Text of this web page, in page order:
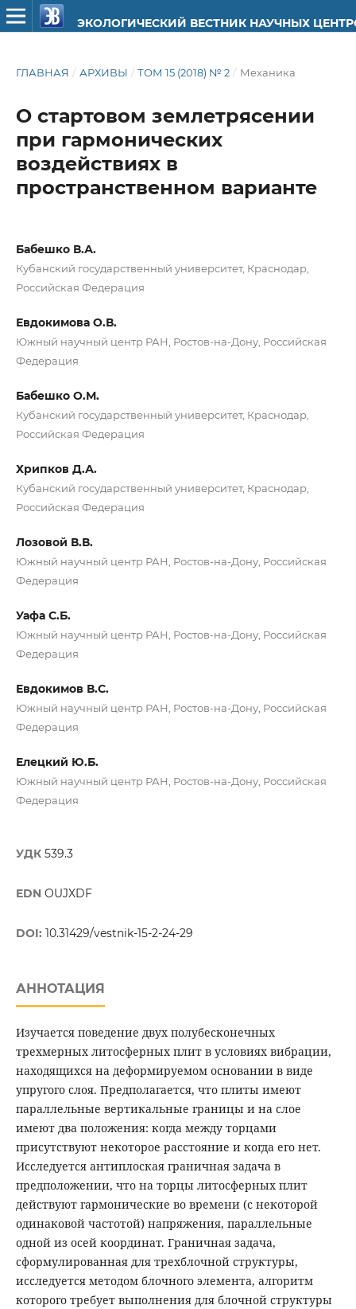
ЭКОЛОГИЧЕСКИЙ ВЕСТНИК НАУЧНЫХ
ГЛАВНАЯ / АРХИВЫ / ТОМ 15 (2018) № 2 / Механика
О стартовом землетрясении
при гармонических
воздействиях в
пространственном варианте
Бабешко В.А.
Кубанский государственный университет, Краснодар,
Российская Федерация
Евдокимова О.В.
Южный научный центр РАН, Ростов-на-Дону, Российская
Федерация
Бабешко О.М.
Кубанский государственный университет, Краснодар,
Российская Федерация
Хрипков Д.А.
Кубанский государственный университет, Краснодар,
Российская Федерация
Лозовой В.В.
Южный научный центр РАН, Ростов-на-Дону, Российская
Федерация
Уафа С.Б.
Южный научный центр РАН, Ростов-на-Дону, Российская
Федерация
Евдокимов В.С.
Южный научный центр РАН, Ростов-на-Дону, Российская
Федерация
Елецкий Ю.Б.
Южный научный центр РАН, Ростов-на-Дону, Российская
Федерация
УДК 539.3
EDN OUJXDF
DOI: 10.31429/vestnik-15-2-24-29
АННОТАЦИЯ
Изучается поведение двух полубесконечных
трехмерных литосферных плит в условиях вибрации,
находящихся на деформируемом основании в виде
упругого слоя. Предполагается, что плиты имеют
параллельные вертикальные границы и на слое
имеют два положения: когда между торцами
присутствуют некоторое расстояние и когда его нет.
Исследуется антиплоская граничная задача в
предположении, что на торцы литосферных плит
действуют гармонические во времени (с некоторой
одинаковой частотой) напряжения, параллельные
одной из осей координат. Граничная задача,
сформулированная для трехблочной структуры,
исследуется методом блочного элемента, алгоритм
которого требует выполнения для блочной структуры